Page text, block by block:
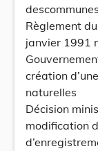
descommunes
Règlement
janvier 1991
création
naturelles
Décision
modification